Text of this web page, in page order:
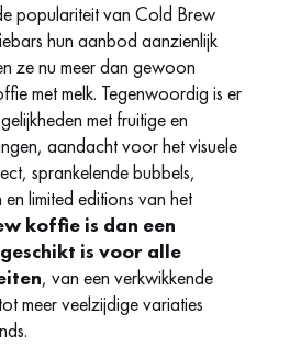
populariteit van Cold Brew
hun aanbod aanzienlijk
ze nu meer dan gewoon
met melk. Tegenwoordig is er
met fruitige en
aandacht voor het visuele
sprankelende bubbels,
limited editions van het
koffie is dan een
is voor alle
, van een verkwikkende
meer veelzijdige variaties